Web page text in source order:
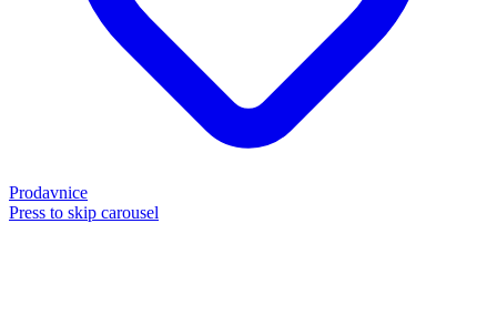
Prodavnice
Press to skip carousel